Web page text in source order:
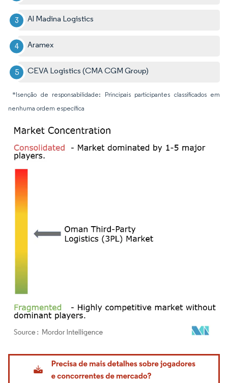
Al Madina Logistics
Aramex
CEVA Logistics (CMA CGM Group)
*Isenção de responsabilidade: Principais participantes classificados em
nenhuma ordem específica
Imagem © Mordor Intelligence. O reuso requer atribuição conforme CC BY 4.0.